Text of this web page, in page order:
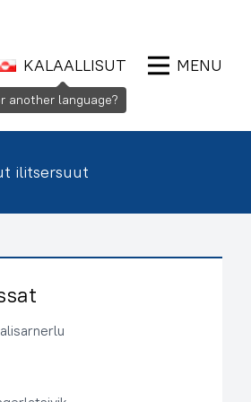
KALAALLISUT MENU
ilitsersuut
another language?